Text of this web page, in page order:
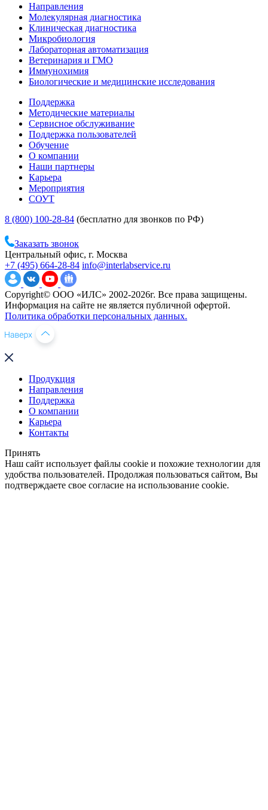
Направления
Молекулярная диагностика
Клиническая диагностика
Микробиология
Лабораторная автоматизация
Ветеринария и ГМО
Иммунохимия
Биологические и медицинские исследования
Поддержка
Методические материалы
Сервисное обслуживание
Поддержка пользователей
Обучение
О компании
Наши партнеры
Карьера
Мероприятия
СОУТ
8 (800) 100-28-84 (бесплатно для звонков по РФ)
Заказать звонок
Центральный офис, г. Москва
+7 (495) 664-28-84 info@interlabservice.ru
Copyright© ООО «ИЛС» 2002-2026г. Все права защищены.
Информация на сайте не является публичной офертой.
Политика обработки персональных данных.
Продукция
Направления
Поддержка
О компании
Карьера
Контакты
Принять
Наш сайт использует файлы cookie и похожие технологии для
удобства пользователей. Продолжая пользоваться сайтом, Вы
подтверждаете свое согласие на использование cookie.